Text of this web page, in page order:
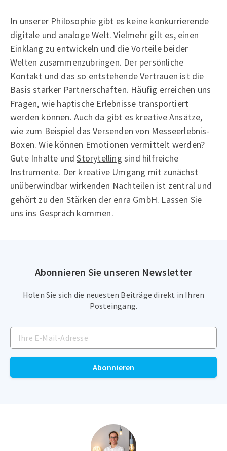
In unserer Philosophie gibt es keine konkurrierende
digitale und analoge Welt. Vielmehr gilt es, einen
Einklang zu entwickeln und die Vorteile beider
Welten zusammenzubringen. Der persönliche
Kontakt und das so entstehende Vertrauen ist die
Basis starker Partnerschaften. Häufig erreichen uns
Fragen, wie haptische Erlebnisse transportiert
werden können. Auch da gibt es kreative Ansätze,
wie zum Beispiel das Versenden von Messeerlebnis-
Boxen. Wie können Emotionen vermittelt werden?
Gute Inhalte undStorytelling sind hilfreiche
Instrumente. Der kreative Umgang mit zunächst
unüberwindbar wirkenden Nachteilen ist zentral und
gehört zu den Stärken der enra GmbH. Lassen Sie
uns ins Gespräch kommen.
Abonnieren Sie unseren Newsletter
Holen Sie sich die neuesten Beiträge direkt in Ihren
Posteingang.
Abonnieren